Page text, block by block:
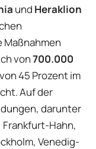
und Heraklion
Maßnahmen
von700.000
45 Prozent im
Auf der
darunter
Frankfurt-Hahn,
Venedig-